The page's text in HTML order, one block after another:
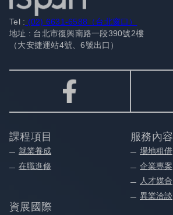
Tel : (02) 6631-6588（台北窗口）
地址 : 台北市復興南路一段390號2樓
（大安捷運站4號、6號出口）
課程項目
就業養成
在職進修
服務內容
場地租借
企業專案
人才媒合
異業洽談
資展國際